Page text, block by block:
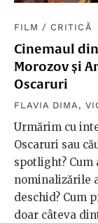
FILM / CRITICĂ
Cinemaul
Morozov și
Oscaruri
FLAVIA DIMA ,
Urmărim cu
Oscaruri sau
spotlight?
nominalizările
deschid? Cum
doar câteva